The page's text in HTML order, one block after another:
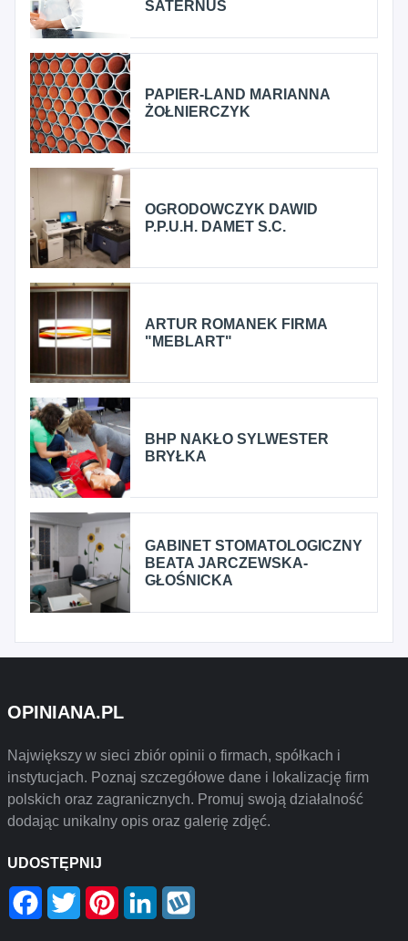
SATERNUS
PAPIER-LAND MARIANNA
ŻOŁNIERCZYK
OGRODOWCZYK DAWID
P.P.U.H. DAMET S.C.
ARTUR ROMANEK FIRMA
"MEBLART"
BHP NAKŁO SYLWESTER
BRYŁKA
GABINET STOMATOLOGICZNY
BEATA JARCZEWSKA-
GŁOŚNICKA
OPINIANA.PL
Największy w sieci zbiór opinii o firmach, spółkach i
instytucjach. Poznaj szczegółowe dane i lokalizację firm
polskich oraz zagranicznych. Promuj swoją działalność
dodając unikalny opis oraz galerię zdjęć.
UDOSTĘPNIJ
Facebook
Twitter PinterestLinkedIn